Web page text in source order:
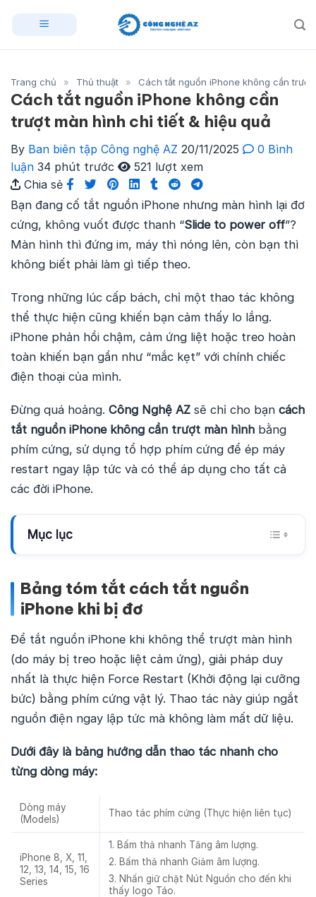
Trang chủ » Thủ thuật » Cách tắt nguồn iPhone không cần
Cách tắt nguồn iPhone không cần
trượt màn hình chi tiết & hiệu quả
By Ban biên tập Công nghệ AZ 20/11/2025
0 Bình
luận 34 phút trước
521 lượt xem
Chia sẻ
Bạn đang cố tắt nguồn iPhone nhưng màn hình lại đơ
cứng, không vuốt được thanh “Slide to power off”?
Màn hình thì đứng im, máy thì nóng lên, còn bạn thì
không biết phải làm gì tiếp theo.
Trong những lúc cấp bách, chỉ một thao tác không
thể thực hiện cũng khiến bạn cảm thấy lo lắng.
iPhone phản hồi chậm, cảm ứng liệt hoặc treo hoàn
toàn khiến bạn gần như “mắc kẹt” với chính chiếc
điện thoại của mình.
Đừng quá hoảng. Công Nghệ AZ sẽ chỉ cho bạn cách
tắt nguồn iPhone không cần trượt màn hình bằng
phím cứng, sử dụng tổ hợp phím cứng để ép máy
restart ngay lập tức và có thể áp dụng cho tất cả
các đời iPhone.
Mục lục
Bảng tóm tắt cách tắt nguồn
iPhone khi bị đơ
Để tắt nguồn iPhone khi không thể trượt màn hình
(do máy bị treo hoặc liệt cảm ứng), giải pháp duy
nhất là thực hiện Force Restart (Khởi động lại cưỡng
bức) bằng phím cứng vật lý. Thao tác này giúp ngắt
nguồn điện ngay lập tức mà không làm mất dữ liệu.
Dưới đây là bảng hướng dẫn thao tác nhanh cho
từng dòng máy:
Dòng máy
(Models)
Thao tác phím cứng (Thực hiện liên tục)
iPhone 8, X, 11,
12, 13, 14, 15, 16
Series
1. Bấm thả nhanh Tăng âm lượng.
2. Bấm thả nhanh Giảm âm lượng.
3. Nhấn giữ chặt Nút Nguồn cho đến khi
thấy logo Táo.